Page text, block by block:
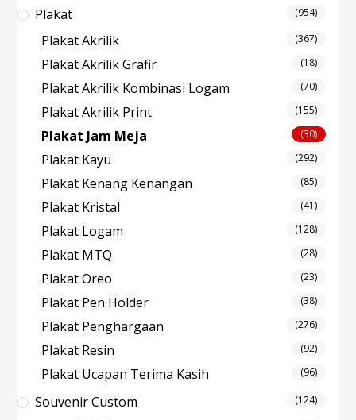
Plakat (954)
Plakat Akrilik (367)
Plakat Akrilik Grafir (18)
Plakat Akrilik Kombinasi Logam (70)
Plakat Akrilik Print (155)
Plakat Jam Meja (30)
Plakat Kayu (292)
Plakat Kenang Kenangan (85)
Plakat Kristal (41)
Plakat Logam (128)
Plakat MTQ (28)
Plakat Oreo (23)
Plakat Pen Holder (38)
Plakat Penghargaan (276)
Plakat Resin (92)
Plakat Ucapan Terima Kasih (96)
Souvenir Custom (124)